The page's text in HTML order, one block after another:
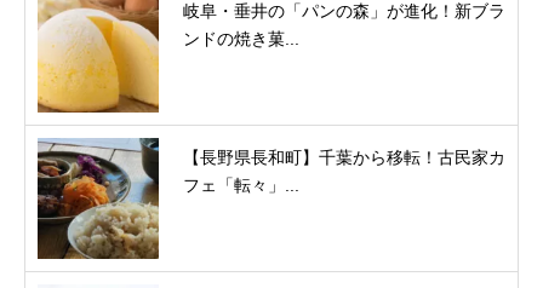
岐阜・垂井の「パンの森」が進化！新ブラ
ンドの焼き菓...
【長野県長和町】千葉から移転！古民家カ
フェ「転々」...